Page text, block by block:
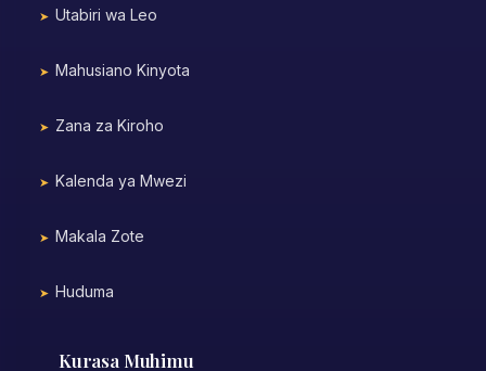
Utabiri wa Leo
Mahusiano Kinyota
Zana za Kiroho
Kalenda ya Mwezi
Makala Zote
Huduma
Kurasa Muhimu